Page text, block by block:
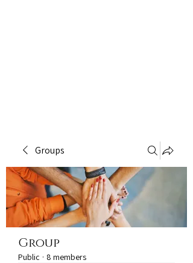
Groups
Group
Public · 8 members